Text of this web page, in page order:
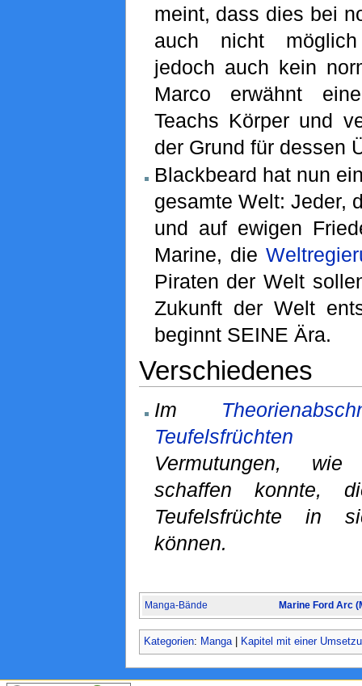
meint, dass dies bei
auch nicht
jedoch auch kein
Marco erwähnt
Teachs Körper und
der Grund für dessen
Blackbeard hat nun
gesamte Welt: Jeder,
und auf ewigen
Marine, die
Piraten der Welt
Zukunft der Welt
beginnt SEINE Ära.
Verschiedenes
Im
Teufelsfrüchten
Vermutungen,
schaffen konnte,
Teufelsfrüchte in
können.
Manga-Bände Marine Ford Arc
Kategorien: Manga| Kapitel mit einer